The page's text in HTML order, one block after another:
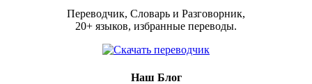
Переводчик, Словарь и Разговорник,
20+ языков, избранные переводы.
Наш Блог